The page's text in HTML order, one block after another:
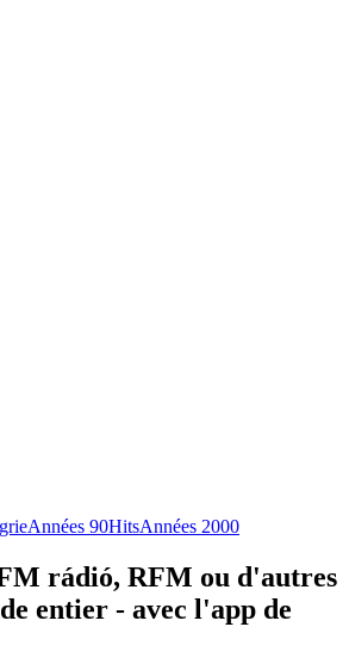
Années 90HitsAnnées 2000
rádió, RFM ou d'autres
entier - avec l'app de